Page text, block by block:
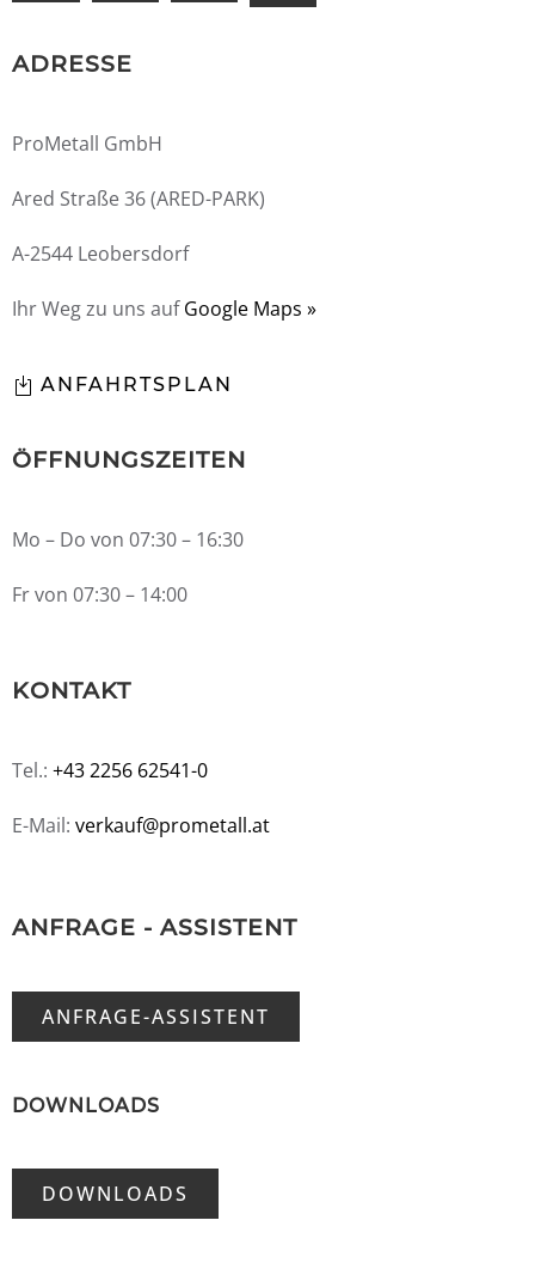
ADRESSE
ProMetall GmbH
Ared Straße 36 (ARED-PARK)
A-2544 Leobersdorf
Ihr Weg zu uns aufGoogle Maps »
ANFAHRTSPLAN
ÖFFNUNGSZEITEN
Mo – Do von 07:30 – 16:30
Fr von 07:30 – 14:00
KONTAKT
Tel.: +43 2256 62541-0
E-Mail: verkauf@prometall.at
ANFRAGE - ASSISTENT
ANFRAGE-ASSISTENT
DOWNLOADS
DOWNLOADS